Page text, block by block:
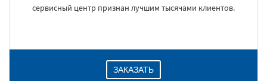
сервисный центр признан лучшим тысячами клиентов.
ЗАКАЗАТЬ